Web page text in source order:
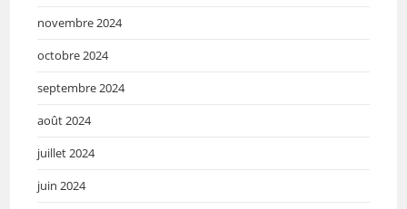
novembre 2024
octobre 2024
septembre 2024
août 2024
juillet 2024
juin 2024